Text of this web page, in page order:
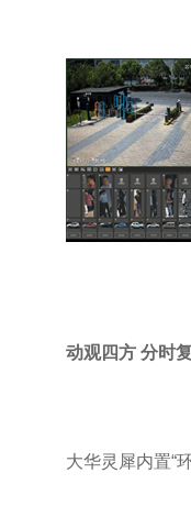
动观四方 分时
大华灵犀内置“